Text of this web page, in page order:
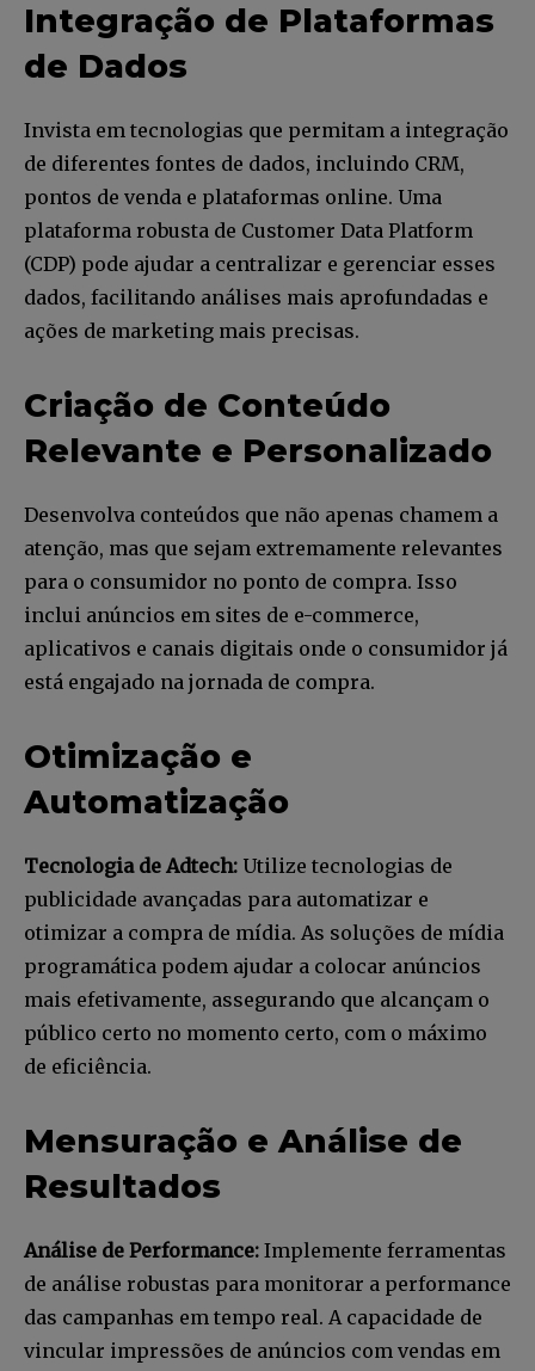
Integração de Plataformas
de Dados
Invista em tecnologias que permitam a integração
de diferentes fontes de dados, incluindo CRM,
pontos de venda e plataformas online. Uma
plataforma robusta de Customer Data Platform
(CDP) pode ajudar a centralizar e gerenciar esses
dados, facilitando análises mais aprofundadas e
ações de marketing mais precisas.
Criação de Conteúdo
Relevante e Personalizado
Desenvolva conteúdos que não apenas chamem a
atenção, mas que sejam extremamente relevantes
para o consumidor no ponto de compra. Isso
inclui anúncios em sites de e-commerce,
aplicativos e canais digitais onde o consumidor já
está engajado na jornada de compra.
Otimização e
Automatização
Tecnologia de Adtech: Utilize tecnologias de
publicidade avançadas para automatizar e
otimizar a compra de mídia. As soluções de mídia
programática podem ajudar a colocar anúncios
mais efetivamente, assegurando que alcançam o
público certo no momento certo, com o máximo
de eficiência.
Mensuração e Análise de
Resultados
Análise de Performance: Implemente ferramentas
de análise robustas para monitorar a performance
das campanhas em tempo real. A capacidade de
vincular impressões de anúncios com vendas em